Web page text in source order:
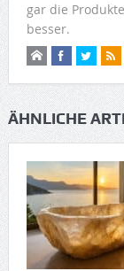
gar die
besser.
ÄHNLICHE